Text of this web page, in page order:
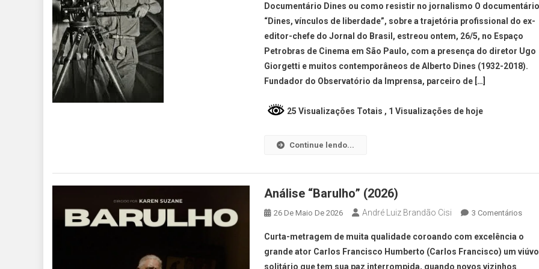
Documentário Dines ou como resistir no jornalismo O
“Dines, vínculos de liberdade”, sobre a trajetória profissional do ex-
editor-chefe do Jornal do Brasil, estreou ontem, 26/5, no Espaço
Petrobras de Cinema em São Paulo, com a presença do diretor Ugo
Giorgetti e muitos contemporâneos de Alberto Dines (1932-2018).
Fundador do Observatório da Imprensa, parceiro de […]
25 Visualizações Totais , 1 Visualizações de hoje
Continue lendo...
Análise “Barulho” (2026)
26 De Maio De 2026 André Luiz Brandão Cisi 3 Comentários
Curta-metragem de muita qualidade coroando com excelência o
grande ator Carlos Francisco Humberto (Carlos Francisco) um viúvo
solitário que tem sua paz interrompida, quando novos vizinhos